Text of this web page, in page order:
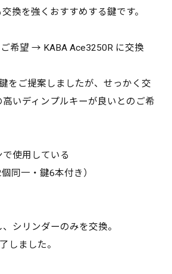
換を強くおすすめする鍵です。
希望 → KABA Ace3250R に交換
をご提案しましたが、せっかく交
いディンプルキーが良いとのご希
使用している
同一・鍵6本付き）
シリンダーのみを交換。
しました。